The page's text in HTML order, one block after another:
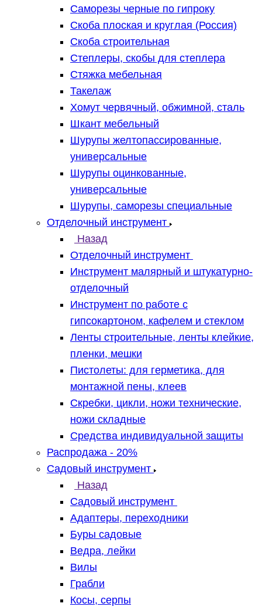
Саморезы черные по гипроку
Скоба плоская и круглая (Россия)
Скоба строительная
Степлеры, скобы для степлера
Стяжка мебельная
Такелаж
Хомут червячный, обжимной, сталь
Шкант мебельный
Шурупы желтопассированные,
универсальные
Шурупы оцинкованные,
универсальные
Шурупы, саморезы специальные
Отделочный инструмент
Назад
Отделочный инструмент
Инструмент малярный и штукатурно-
отделочный
Инструмент по работе с
гипсокартоном, кафелем и стеклом
Ленты строительные, ленты клейкие,
пленки, мешки
Пистолеты: для герметика, для
монтажной пены, клеев
Скребки, цикли, ножи технические,
ножи складные
Средства индивидуальной защиты
Распродажа - 20%
Садовый инструмент
Назад
Садовый инструмент
Адаптеры, переходники
Буры садовые
Ведра, лейки
Вилы
Грабли
Косы, серпы